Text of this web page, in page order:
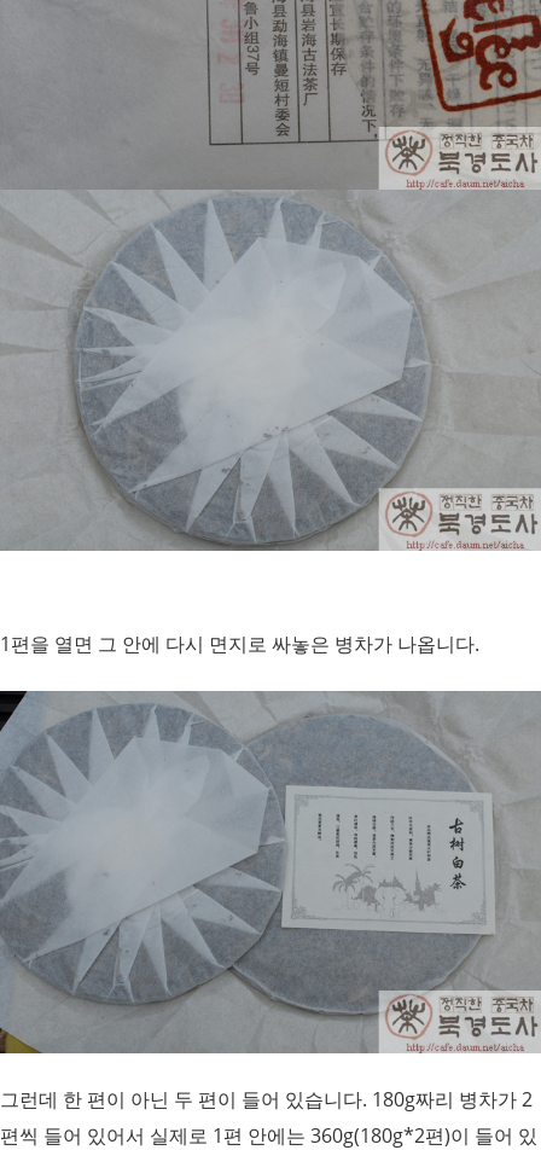
1편을 열면 그 안에 다시 면지로 싸놓은 병차가 나옵니다.
그런데 한 편이 아닌 두 편이 들어 있습니다. 180g짜리 병차가 2
편씩 들어 있어서 실제로 1편 안에는 360g(180g*2편)이 들어 있